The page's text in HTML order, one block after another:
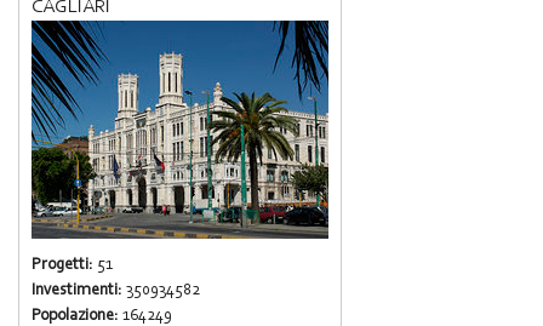
CAGLIARI
Progetti: 51
Investimenti: 350934582
Popolazione: 164249